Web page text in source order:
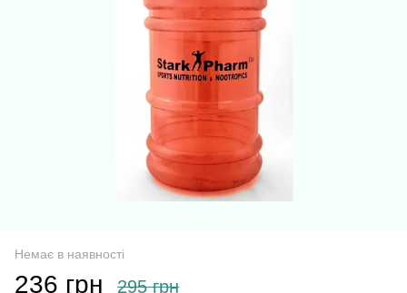
Немає в наявності
236 грн 295 грн